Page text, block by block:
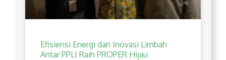
Efisiensi Energi dan Inovasi Limbah
Antar PPLI Raih PROPER Hijau